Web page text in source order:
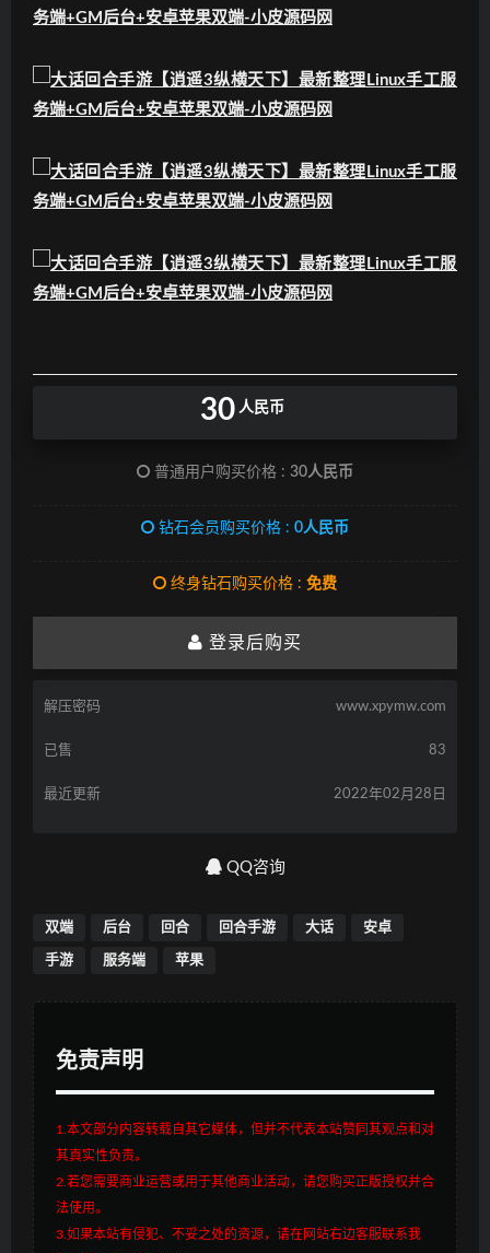
30 人民币
普通用户购买价格 : 30人民币
钻石会员购买价格 : 0人民币
终身钻石购买价格 : 免费
登录后购买
解压密码 www.xpymw.com
已售 83
最近更新 2022年02月28日
QQ咨询
双端 后台 回合 回合手游 大话 安卓
手游 服务端 苹果
免责声明
1.本文部分内容转载自其它媒体，但并不代表本站赞同其观点和对
其真实性负责。
2.若您需要商业运营或用于其他商业活动，请您购买正版授权并合
法使用。
3.如果本站有侵犯、不妥之处的资源，请在网站右边客服联系我